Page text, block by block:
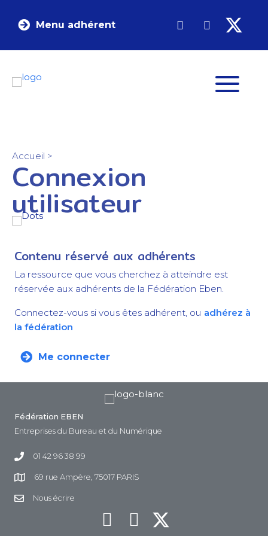
Menu adhérent
Accueil >
Connexion
utilisateur
Contenu réservé aux adhérents
La ressource que vous cherchez à atteindre est
réservée aux adhérents de la Fédération Eben.
Connectez-vous si vous êtes adhérent, ou adhérez à
la fédération
Me connecter
Fédération EBEN
Entreprises du Bureau et du Numérique
01 42 96 38 99
69 rue Ampère, 75017 PARIS
Nous écrire